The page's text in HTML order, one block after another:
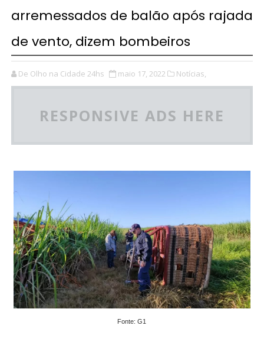
arremessados de balão após rajada
de vento, dizem bombeiros
De Olho na Cidade 24hs maio 17, 2022 Notícias,
RESPONSIVE ADS HERE
Fonte: G1